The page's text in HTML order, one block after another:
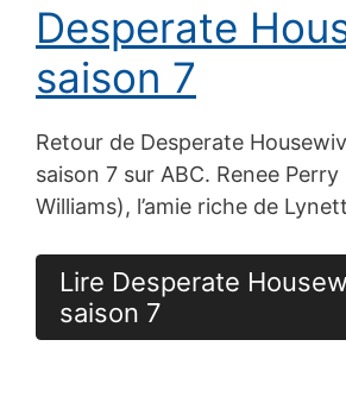
Desperate
saison 7
Retour de Desperate
saison 7 sur ABC. Renee Perry
Williams), l’amie riche de
Lire Desperate
saison 7